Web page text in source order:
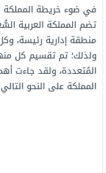
في ضوء خريطة المملكة
تضم المملكة العربية
منطقة إدارية رئيسة،
ولذلك؛ تم تقسيم كل
المُتعددة، ولقد جاءت
المملكة على النحو